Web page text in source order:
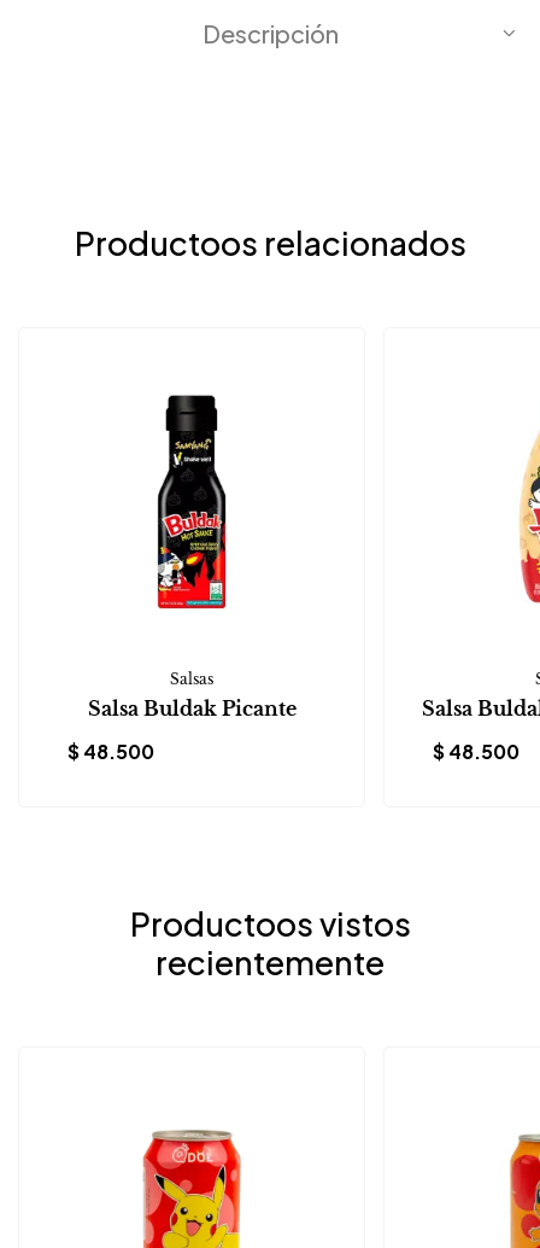
Descripción
Productoos relacionados
Salsas
Salsa Buldak Picante
$48.500
Salsa
$48.500
Productoos vistos
recientemente